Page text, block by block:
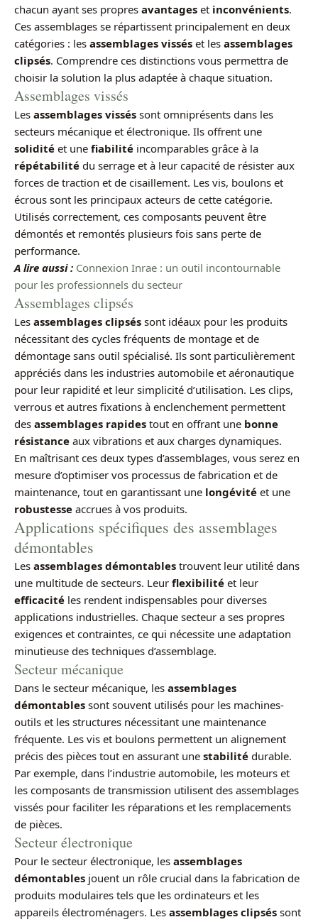
chacun ayant ses propres avantages et inconvénients.
Ces assemblages se répartissent principalement en deux
catégories : les assemblages vissés et les assemblages
clipsés. Comprendre ces distinctions vous permettra de
choisir la solution la plus adaptée à chaque situation.
Assemblages vissés
Les assemblages vissés sont omniprésents dans les
secteurs mécanique et électronique. Ils offrent une
solidité et une fiabilité incomparables grâce à la
répétabilité du serrage et à leur capacité de résister aux
forces de traction et de cisaillement. Les vis, boulons et
écrous sont les principaux acteurs de cette catégorie.
Utilisés correctement, ces composants peuvent être
démontés et remontés plusieurs fois sans perte de
performance.
A lire aussi : Connexion Inrae : un outil incontournable
pour les professionnels du secteur
Assemblages clipsés
Les assemblages clipsés sont idéaux pour les produits
nécessitant des cycles fréquents de montage et de
démontage sans outil spécialisé. Ils sont particulièrement
appréciés dans les industries automobile et aéronautique
pour leur rapidité et leur simplicité d’utilisation. Les clips,
verrous et autres fixations à enclenchement permettent
des assemblages rapides tout en offrant une bonne
résistance aux vibrations et aux charges dynamiques.
En maîtrisant ces deux types d’assemblages, vous serez en
mesure d’optimiser vos processus de fabrication et de
maintenance, tout en garantissant une longévité et une
robustesse accrues à vos produits.
Applications spécifiques des assemblages
démontables
Les assemblages démontables trouvent leur utilité dans
une multitude de secteurs. Leur flexibilité et leur
efficacité les rendent indispensables pour diverses
applications industrielles. Chaque secteur a ses propres
exigences et contraintes, ce qui nécessite une adaptation
minutieuse des techniques d’assemblage.
Secteur mécanique
Dans le secteur mécanique, les assemblages
démontables sont souvent utilisés pour les machines-
outils et les structures nécessitant une maintenance
fréquente. Les vis et boulons permettent un alignement
précis des pièces tout en assurant une stabilité durable.
Par exemple, dans l’industrie automobile, les moteurs et
les composants de transmission utilisent des assemblages
vissés pour faciliter les réparations et les remplacements
de pièces.
Secteur électronique
Pour le secteur électronique, les assemblages
démontables jouent un rôle crucial dans la fabrication de
produits modulaires tels que les ordinateurs et les
appareils électroménagers. Les assemblages clipsés sont